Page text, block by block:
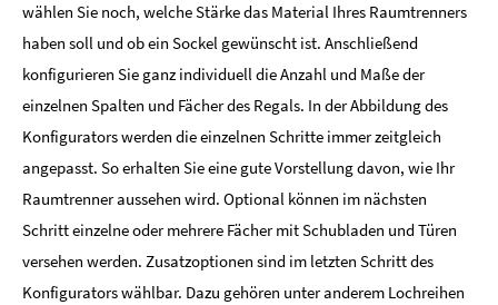
wählen Sie noch, welche Stärke das Material Ihres Raumtrenners
haben soll und ob ein Sockel gewünscht ist. Anschließend
konfigurieren Sie ganz individuell die Anzahl und Maße der
einzelnen Spalten und Fächer des Regals. In der Abbildung des
Konfigurators werden die einzelnen Schritte immer zeitgleich
angepasst. So erhalten Sie eine gute Vorstellung davon, wie Ihr
Raumtrenner aussehen wird. Optional können im nächsten
Schritt einzelne oder mehrere Fächer mit Schubladen und Türen
versehen werden. Zusatzoptionen sind im letzten Schritt des
Konfigurators wählbar. Dazu gehören unter anderem Lochreihen